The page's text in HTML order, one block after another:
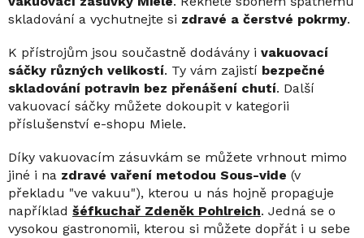
skladování a vychutnejte si zdravé a čerstvé pokrmy.
K přístrojům jsou součastně dodávány i vakuovací
sáčky různých velikostí. Ty vám zajistí bezpečné
skladování potravin bez přenášení chutí. Další
vakuovací sáčky můžete dokoupit v kategorii
příslušenství e-shopu Miele.
Díky vakuovacím zásuvkám se můžete vrhnout mimo
jiné i na zdravé vaření metodou Sous-vide (v
překladu "ve vakuu"), kterou u nás hojně propaguje
například šéfkuchař Zdeněk Pohlreich. Jedná se o
vysokou gastronomii, kterou si můžete dopřát i u sebe